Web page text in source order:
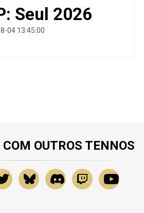
Seul 2026
04 13:45:00
OUTROS TENNOS